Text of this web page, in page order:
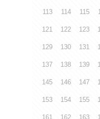
113 114 115
121 122 123
129 130 131
137 138 139
145 146 147
153 154 155
161 162 163